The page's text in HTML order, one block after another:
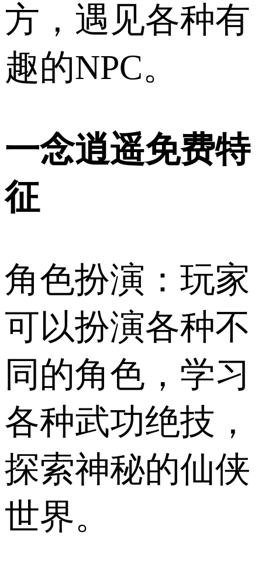
方，遇见各种有
趣的NPC。
一念逍遥免费特
征
角色扮演：玩家
可以扮演各种不
同的角色，学习
各种武功绝技，
探索神秘的仙侠
世界。